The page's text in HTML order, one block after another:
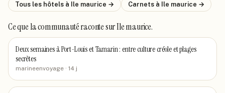
Tous les hôtels à Ile maurice → Carnets à Ile maurice →
Ce que la communauté racontesur Ile maurice.
Deux semaines à Port-Louis et Tamarin : entre culture créole et plages
secrètes
marineenvoyage · 14 j